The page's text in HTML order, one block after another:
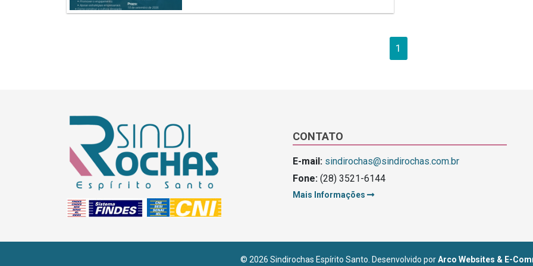
1
CONTATO
E-mail: sindirochas@sindirochas.com.br
Fone: (28) 3521-6144
Mais Informações
© 2026 Sindirochas Espírito Santo. Desenvolvido porArco Websites & E-